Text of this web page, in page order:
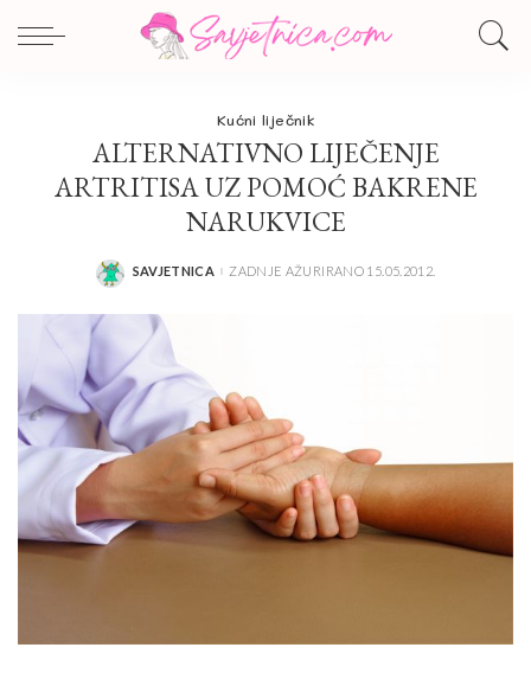
Kućni liječnik
ALTERNATIVNO LIJEČENJE
ARTRITISA UZ POMOĆ BAKRENE
NARUKVICE
POSTED
SAVJETNICA ZADNJE AŽURIRANO 15.05.2012.